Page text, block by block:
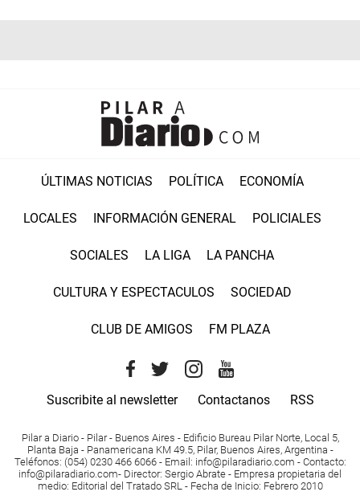
ÚLTIMAS NOTICIAS POLÍTICA ECONOMÍA
LOCALES INFORMACIÓN GENERAL POLICIALES
SOCIALES LA LIGA LA PANCHA
CULTURA Y ESPECTACULOS SOCIEDAD
CLUB DE AMIGOS FM PLAZA
Suscribite al newsletter Contactanos RSS
Pilar a Diario - Pilar - Buenos Aires - Edificio Bureau Pilar Norte, Local 5,
Planta Baja - Panamericana KM 49.5, Pilar, Buenos Aires, Argentina -
Teléfonos: (054) 0230 466 6066 - Email : info@pilaradiario.com - Contacto:
info@pilaradiario.com- Director: Sergio Abrate - Empresa propietaria del
medio: Editorial del Tratado SRL - Fecha de Inicio: Febrero 2010